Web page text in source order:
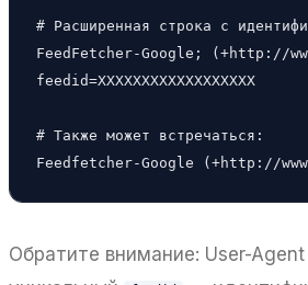
# Расширенная строка с
FeedFetcher-Google; (+http://
feedid=XXXXXXXXXXXXXXXXXX
# Также может встречаться:
Feedfetcher-Google (+http://
Обратите внимание: User-